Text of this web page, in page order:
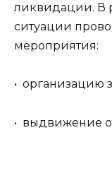
ликвидации. В
ситуации
мероприятия:
• организацию
• выдвижение